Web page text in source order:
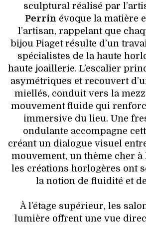
sculptural réalisé par
Perrin évoque la matière
l’artisan, rappelant que
bijou Piaget résulte d’un
spécialistes de la haute
haute joaillerie. L’escalier
asymétriques et recouvert
miellés, conduit vers la
mouvement fluide qui
immersive du lieu. Une
ondulante accompagne
créant un dialogue visuel
mouvement, un thème cher
les créations horlogères ont
la notion de fluidité et
À l’étage supérieur, les
lumière offrent une vue